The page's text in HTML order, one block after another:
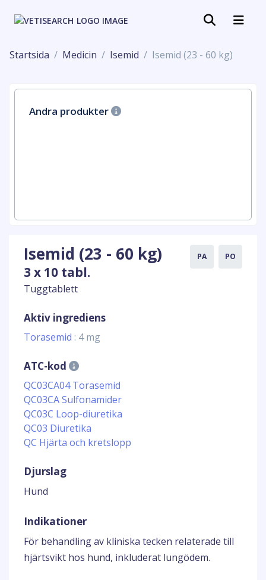
Startsida Medicin Isemid Isemid (23 - 60 kg)
Andra produkter
Isemid (23 - 60 kg)
3 x 10 tabl.
Tuggtablett
PA PO
Aktiv ingrediens
Torasemid : 4 mg
ATC-kod
QC03CA04 Torasemid
QC03CA Sulfonamider
QC03C Loop-diuretika
QC03 Diuretika
QC Hjärta och kretslopp
Djurslag
Hund
Indikationer
För behandling av kliniska tecken relaterade till
hjärtsvikt hos hund, inkluderat lungödem.